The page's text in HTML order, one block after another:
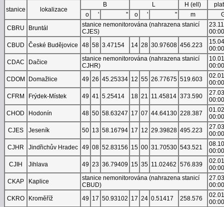
stanice lokalizace
B L H (ell)
o
' " o ' " m
CBRU
Bruntál
stanice nemonitorována (nahrazena stanicí
CJES)
00:00
CBUD
České Budějovice 48 58 3.47154 14 28 30.97608 456.223
00:00
CDAC
Dačice
stanice nemonitorována (nahrazena stanicí
CJHR)
00:00
CDOM
Domažlice 49 26 45.25334 12 55 26.77675 519.603
00:00
CFRM
Frýdek-Místek 49 41 5.25414 18 21 11.45814 373.590
00:00
CHOD
Hodonín 48 50 58.63247 17 07 44.64130 228.387
00:00
CJES
Jeseník 50 13 58.16794 17 12 29.39828 495.223
00:00
CJHR
Jindřichův Hradec 49 08 52.83156 15 00 31.70530 543.521
00:00
CJIH
Jihlava 49 23 36.79409 15 35 11.02462 576.839
00:00
CKAP
Kaplice
stanice nemonitorována (nahrazena stanicí
CBUD)
00:00
CKRO
Kroměříž 49 17 50.93102 17 24 0.51417 258.576
00:00